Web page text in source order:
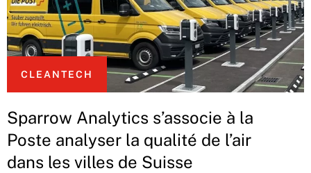
CLEANTECH
Sparrow Analytics s’associe à la
Poste analyser la qualité de l’air
dans les villes de Suisse